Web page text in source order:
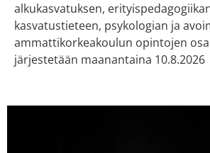
alkukasvatuksen,
kasvatustieteen, psykologian ja
ammattikorkeakoulun opintojen
järjestetään maanantaina 10.8.2026